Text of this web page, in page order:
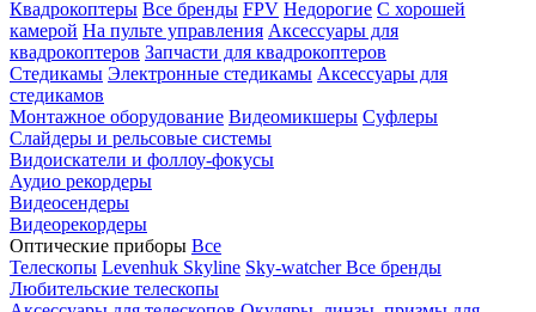
Квадрокоптеры Все бренды FPV Недорогие С хорошей
камерой На пульте управления Аксессуары для
квадрокоптеров Запчасти для квадрокоптеров
Стедикамы Электронные стедикамы Аксессуары для
стедикамов
Монтажное оборудование Видеомикшеры Суфлеры
Слайдеры и рельсовые системы
Видоискатели и фоллоу-фокусы
Аудио рекордеры
Видеосендеры
Видеорекордеры
Оптические приборы Все
Телескопы Levenhuk Skyline Sky-watcherВсе бренды
Любительские телескопы